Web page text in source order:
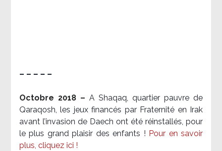
– – – – –
Octobre 2018 – A Shaqaq, quartier pauvre de
Qaraqosh, les jeux financés par Fraternité en Irak​
avant l’invasion de Daech ont été réinstallés, pour
le plus grand plaisir des enfants ! Pour en savoir
plus, cliquez ici !